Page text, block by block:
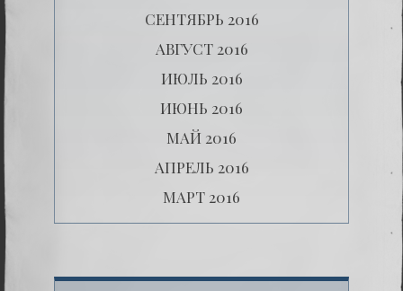
СЕНТЯБРЬ 2016
АВГУСТ 2016
ИЮЛЬ 2016
ИЮНЬ 2016
МАЙ 2016
АПРЕЛЬ 2016
МАРТ 2016